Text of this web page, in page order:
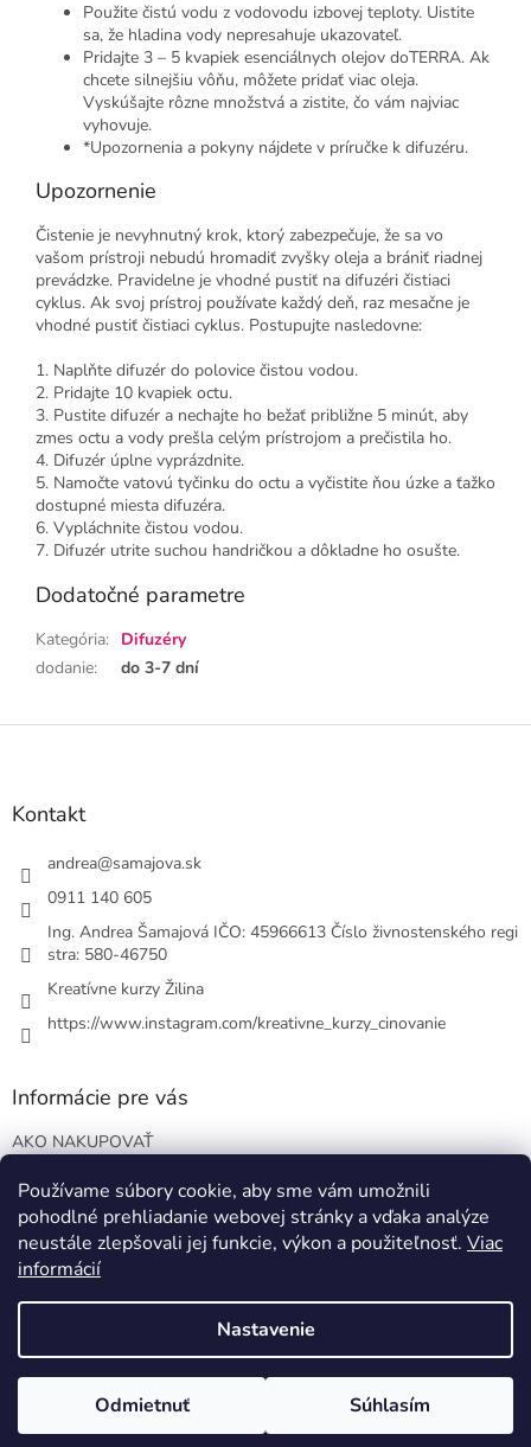
Používame súbory cookie, aby sme vám umožnili
pohodlné prehliadanie webovej stránky a vďaka analýze
neustále zlepšovali jej funkcie, výkon a použiteľnosť. Viac
informácií
Nastavenie
Odmietnuť Súhlasím
Použite čistú vodu z vodovodu izbovej teploty. Uistite
sa, že hladina vody nepresahuje ukazovateľ.
Pridajte 3 – 5 kvapiek esenciálnych olejov doTERRA. Ak
chcete silnejšiu vôňu, môžete pridať viac oleja.
Vyskúšajte rôzne množstvá a zistite, čo vám najviac
vyhovuje.
*Upozornenia a pokyny nájdete v príručke k difuzéru.
Upozornenie
Čistenie je nevyhnutný krok, ktorý zabezpečuje, že sa vo
vašom prístroji nebudú hromadiť zvyšky oleja a brániť riadnej
prevádzke. Pravidelne je vhodné pustiť na difuzéri čistiaci
cyklus. Ak svoj prístroj používate každý deň, raz mesačne je
vhodné pustiť čistiaci cyklus. Postupujte nasledovne:
1. Naplňte difuzér do polovice čistou vodou.
2. Pridajte 10 kvapiek octu.
3. Pustite difuzér a nechajte ho bežať približne 5 minút, aby
zmes octu a vody prešla celým prístrojom a prečistila ho.
4. Difuzér úplne vyprázdnite.
5. Namočte vatovú tyčinku do octu a vyčistite ňou úzke a ťažko
dostupné miesta difuzéra.
6. Vypláchnite čistou vodou.
7. Difuzér utrite suchou handričkou a dôkladne ho osušte.
Dodatočné parametre
Kategória: Difuzéry
dodanie: do 3-7 dní
Z
Kontakt
andrea@samajova.sk
0911 140 605
Ing. Andrea Šamajová IČO: 45966613 Číslo živnostenského regi
stra: 580-46750
Kreatívne kurzy Žilina
https://www.instagram.com/kreativne_kurzy_cinovanie
Informácie pre vás
AKO NAKUPOVAŤ
Podmienky ochrany osobných údajov
Blog o EO
Vytvoril Shoptet
Copyright 2026www.samajova.sk . Všetky práva vyhradené.